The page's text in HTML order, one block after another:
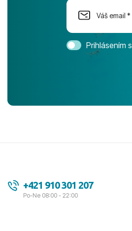
Prihlásením
+421 910 301 207
Po-Ne 08:00 - 22:00